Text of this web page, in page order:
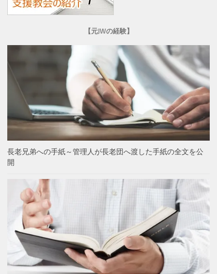
【元JWの経験】
長老兄弟への手紙～管理人が長老団へ渡した手紙の全文を公
開